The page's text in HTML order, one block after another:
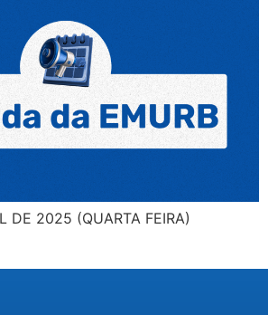
DE 2025 (QUARTA FEIRA)